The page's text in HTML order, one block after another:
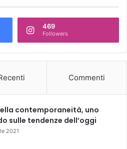
469
Followers
Commenti
contemporaneità, uno
sulle tendenze dell’oggi
2021